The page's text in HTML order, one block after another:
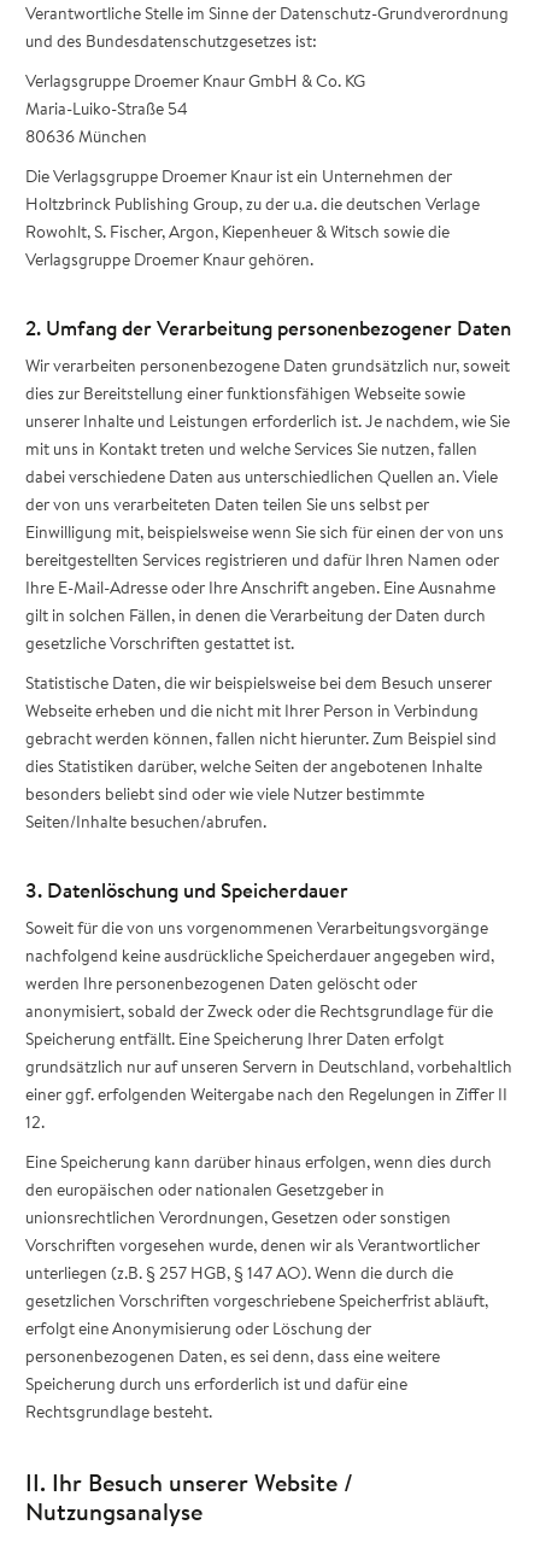
Verantwortliche Stelle im Sinne der Datenschutz-Grundverordnung
und des Bundesdatenschutzgesetzes ist:
Verlagsgruppe Droemer Knaur GmbH & Co. KG
Maria-Luiko-Straße 54
80636 München
Die Verlagsgruppe Droemer Knaur ist ein Unternehmen der
Holtzbrinck Publishing Group, zu der u.a. die deutschen Verlage
Rowohlt, S. Fischer, Argon, Kiepenheuer & Witsch sowie die
Verlagsgruppe Droemer Knaur gehören.
2. Umfang der Verarbeitung personenbezogener Daten
Wir verarbeiten personenbezogene Daten grundsätzlich nur, soweit
dies zur Bereitstellung einer funktionsfähigen Webseite sowie
unserer Inhalte und Leistungen erforderlich ist. Je nachdem, wie Sie
mit uns in Kontakt treten und welche Services Sie nutzen, fallen
dabei verschiedene Daten aus unterschiedlichen Quellen an. Viele
der von uns verarbeiteten Daten teilen Sie uns selbst per
Einwilligung mit, beispielsweise wenn Sie sich für einen der von uns
bereitgestellten Services registrieren und dafür Ihren Namen oder
Ihre E-Mail-Adresse oder Ihre Anschrift angeben. Eine Ausnahme
gilt in solchen Fällen, in denen die Verarbeitung der Daten durch
gesetzliche Vorschriften gestattet ist.
Statistische Daten, die wir beispielsweise bei dem Besuch unserer
Webseite erheben und die nicht mit Ihrer Person in Verbindung
gebracht werden können, fallen nicht hierunter. Zum Beispiel sind
dies Statistiken darüber, welche Seiten der angebotenen Inhalte
besonders beliebt sind oder wie viele Nutzer bestimmte
Seiten/Inhalte besuchen/abrufen.
3. Datenlöschung und Speicherdauer
Soweit für die von uns vorgenommenen Verarbeitungsvorgänge
nachfolgend keine ausdrückliche Speicherdauer angegeben wird,
werden Ihre personenbezogenen Daten gelöscht oder
anonymisiert, sobald der Zweck oder die Rechtsgrundlage für die
Speicherung entfällt. Eine Speicherung Ihrer Daten erfolgt
grundsätzlich nur auf unseren Servern in Deutschland, vorbehaltlich
einer ggf. erfolgenden Weitergabe nach den Regelungen in Ziffer II
12.
Eine Speicherung kann darüber hinaus erfolgen, wenn dies durch
den europäischen oder nationalen Gesetzgeber in
unionsrechtlichen Verordnungen, Gesetzen oder sonstigen
Vorschriften vorgesehen wurde, denen wir als Verantwortlicher
unterliegen (z.B. § 257 HGB, § 147 AO). Wenn die durch die
gesetzlichen Vorschriften vorgeschriebene Speicherfrist abläuft,
erfolgt eine Anonymisierung oder Löschung der
personenbezogenen Daten, es sei denn, dass eine weitere
Speicherung durch uns erforderlich ist und dafür eine
Rechtsgrundlage besteht.
II. Ihr Besuch unserer Website /
Nutzungsanalyse